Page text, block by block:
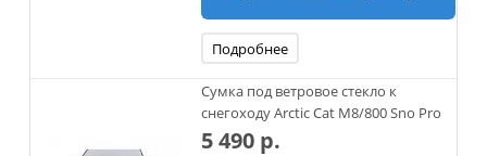
Подробнее
Сумка под ветровое стекло к
снегоходу Arctic Cat M8/800 Sno Pro
5 490 р.